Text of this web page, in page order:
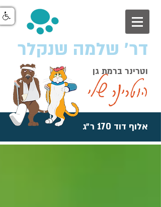
וטרינר ברמת גן
אלוף דוד 170 ר״ג
דר׳ שלמה שנקלר
הוטרינר שלי